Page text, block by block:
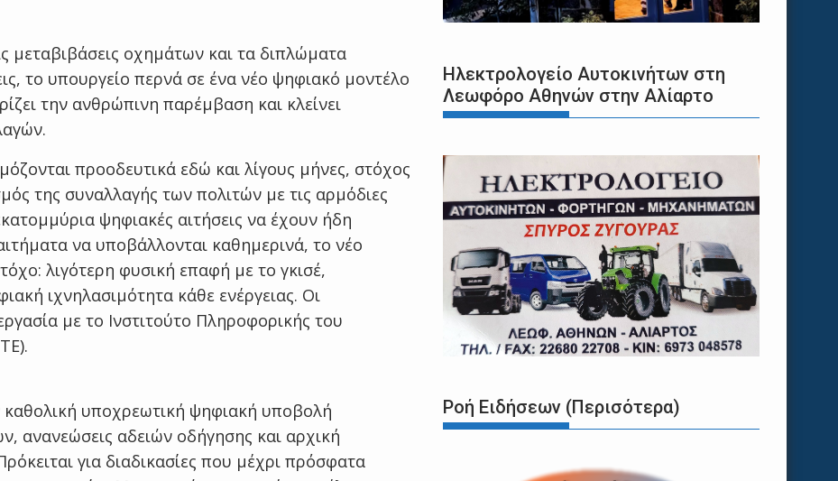
οχημάτων και τα διπλώματα
το υπουργείο περνά σε ένα νέο ψηφιακό μοντέλο
την ανθρώπινη παρέμβαση και κλείνει
προοδευτικά εδώ και λίγους μήνες, στόχος
της συναλλαγής των πολιτών με τις αρμόδιες
ψηφιακές αιτήσεις να έχουν ήδη
να υποβάλλονται καθημερινά, το νέο
λιγότερη φυσική επαφή με το γκισέ,
ιχνηλασιμότητα κάθε ενέργειας. Οι
με το Ινστιτούτο Πληροφορικής του
υποχρεωτική ψηφιακή υποβολή
ανανεώσεις αδειών οδήγησης και αρχική
για διαδικασίες που μέχρι πρόσφατα
Ηλεκτρολογείο Αυτοκινήτων στη
Λεωφόρο Αθηνών στην Αλίαρτο
Ροή Ειδήσεων (Περισότερα)